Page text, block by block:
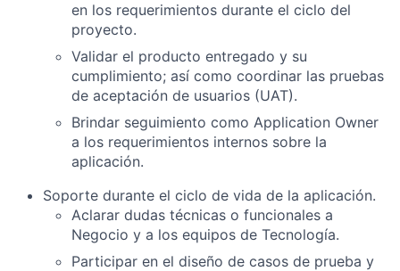
en los requerimientos durante el ciclo del
proyecto.
Validar el producto entregado y su
cumplimiento; así como coordinar las pruebas
de aceptación de usuarios (UAT).
Brindar seguimiento como Application Owner
a los requerimientos internos sobre la
aplicación.
Soporte durante el ciclo de vida de la aplicación.
Aclarar dudas técnicas o funcionales a
Negocio y a los equipos de Tecnología.
Participar en el diseño de casos de prueba y